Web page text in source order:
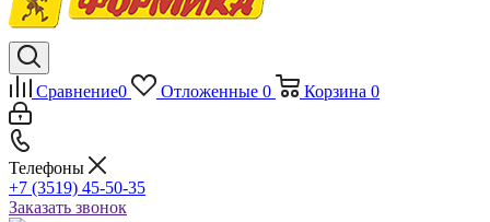
Сравнение0 Отложенные 0 Корзина 0
Телефоны
+7 (3519) 45-50-35
Заказать звонок